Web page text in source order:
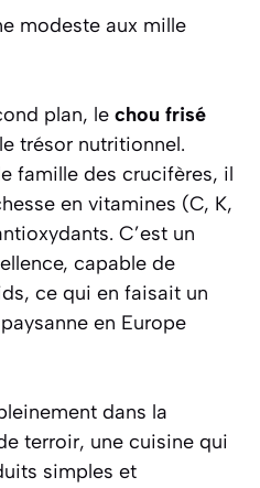
modeste aux mille
plan, le chou frisé
trésor nutritionnel.
famille des crucifères, il
en vitamines (C, K,
C’est un
capable de
ce qui en faisait un
en Europe
dans la
terroir, une cuisine qui
simples et